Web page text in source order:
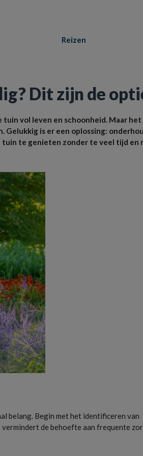
Reizen
Dit zijn de
vol leven en schoonheid. Maar het
Gelukkig is er een oplossing:
tuin te genieten zonder te veel tijd en
belang. Begin met het identificeren van
de behoefte aan frequente